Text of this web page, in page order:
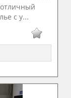
с у...